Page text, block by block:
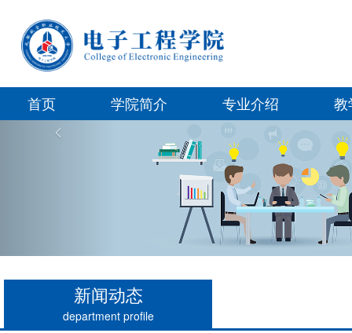
首页 学院简介 专业介绍 教
新闻动态
department profile